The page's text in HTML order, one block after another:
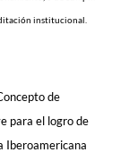
institucional.
de
para el logro de
Iberoamericana